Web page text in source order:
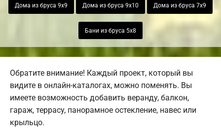
Дома из бруса 9х9 Дома из бруса 9х10 Дома из бруса 7х9
Бани из бруса 5х8
Обратите внимание! Каждый проект, который вы
видите в онлайн-каталогах, можно поменять. Вы
имеете возможность добавить веранду, балкон,
гараж, террасу, панорамное остекление, навес или
крыльцо.